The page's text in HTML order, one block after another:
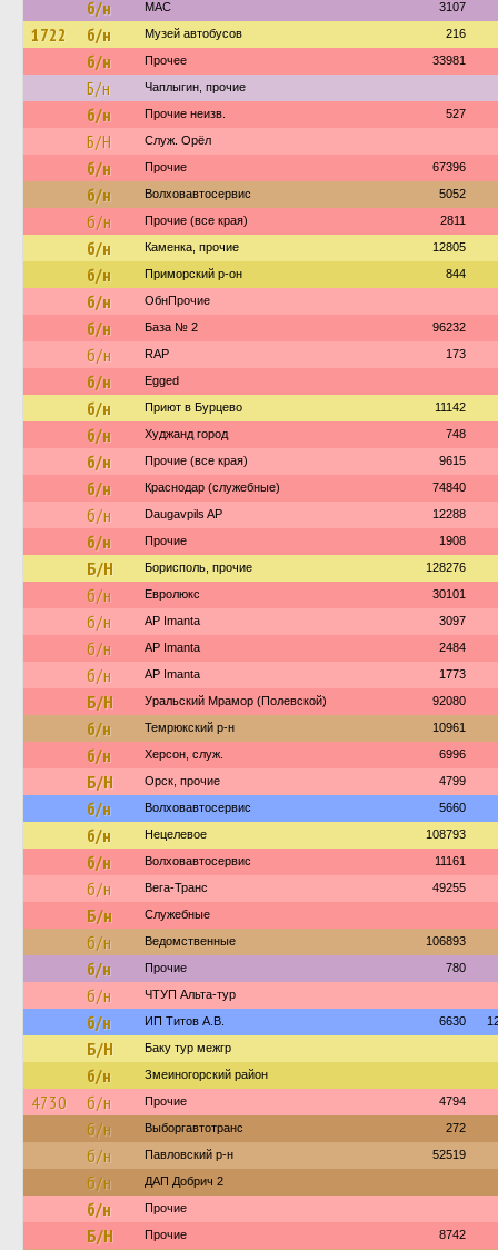
б/н МАС 3107
1722 б/н Музей автобусов 216
б/н Прочее 33981
Б/н Чаплыгин, прочие
б/н Прочие неизв. 527
Б/Н Служ. Орёл
б/н Прочие 67396
б/н Волховавтосервис 5052
б/н Прочие (все края) 2811
б/н Каменка, прочие 12805
б/н Приморский р-он 844
б/н ОбнПрочие
б/н База № 2 96232
б/н RAP 173
б/н Egged
б/н Приют в Бурцево 11142
б/н Худжанд город 748
б/н Прочие (все края) 9615
б/н Краснодар (служебные) 74840
б/н Daugavpils AP 12288
б/н Прочие 1908
Б/Н Борисполь, прочие 128276
б/н Евролюкс 30101
б/н AP Imanta 3097
б/н AP Imanta 2484
б/н AP Imanta 1773
Б/Н Уральский Мрамор (Полевской) 92080
б/н Темрюкский р-н 10961
б/н Херсон, служ. 6996
Б/Н Орск, прочие 4799
б/н Волховавтосервис 5660
б/н Нецелевое 108793
б/н Волховавтосервис 11161
б/н Вега-Транс 49255
Б/н Служебные
б/н Ведомственные 106893
б/н Прочие 780
б/н ЧТУП Альта-тур
б/н ИП Титов А.В. 6630
Б/Н Баку тур межгр
б/н Змеиногорский район
4730 б/н Прочие 4794
б/н Выборгавтотранс 272
б/н Павловский р-н 52519
б/н ДАП Добрич 2
б/н Прочие
Б/Н Прочие 8742